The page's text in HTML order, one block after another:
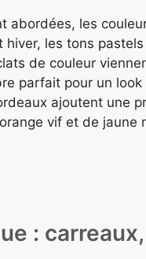
abordées, les
hiver, les tons
de couleur
parfait pour un
ajoutent une
vif et de
: